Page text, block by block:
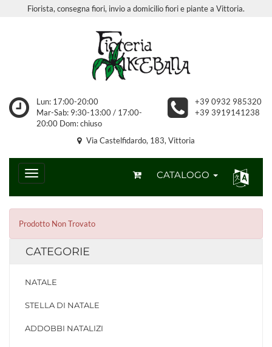
Fiorista, consegna fiori, invio a domicilio fiori e piante a Vittoria.
Lun: 17:00-20:00
Mar-Sab: 9:30-13:00 / 17:00-
20:00 Dom: chiuso
+39 0932 985320
+39 3919141238
Via Castelfidardo, 183, Vittoria
CATALOGO
Prodotto Non Trovato
CATEGORIE
NATALE
STELLA DI NATALE
ADDOBBI NATALIZI